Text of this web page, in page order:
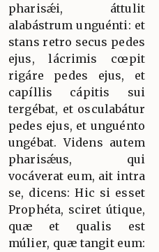
pharisǽi, áttulit
alabástrum unguénti: et
stans retro secus pedes
ejus, lácrimis cœpit
rigáre pedes ejus, et
capíllis cápitis sui
tergébat, et osculabátur
pedes ejus, et unguénto
ungébat. Videns autem
pharisǽus, qui
vocáverat eum, ait intra
se, dicens: Hic si esset
Prophéta, sciret útique,
quæ et qualis est
múlier, quæ tangit eum: